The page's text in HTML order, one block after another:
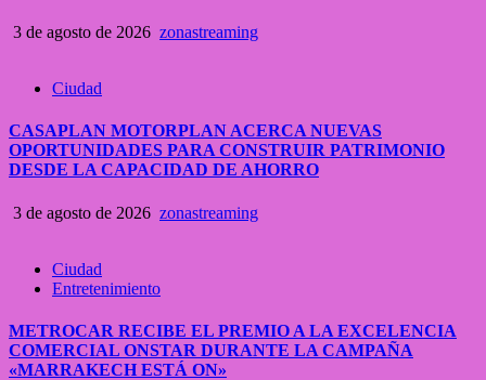
3 de agosto de 2026 zonastreaming
Ciudad
CASAPLAN MOTORPLAN ACERCA NUEVAS
OPORTUNIDADES PARA CONSTRUIR PATRIMONIO
DESDE LA CAPACIDAD DE AHORRO
3 de agosto de 2026 zonastreaming
Ciudad
Entretenimiento
METROCAR RECIBE EL PREMIO A LA EXCELENCIA
COMERCIAL ONSTAR DURANTE LA CAMPAÑA
«MARRAKECH ESTÁ ON»